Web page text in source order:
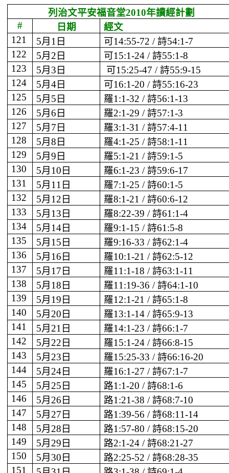
列治文平安福音堂2010年讀經計劃
#
日期
經文
121
5月 1 日 可14:55-72 /詩54:1-7
122
5月 2 日 可15:1-24 /詩55:1-8
123
5月 3 日 可15:25-47 /詩55:9-15
124
5月4日 可16:1-20 /詩55:16-23
125
5月 5 日 羅1:1-32 /詩56:1-13
126
5月6 日 羅2:1-29 /詩57:1-3
127
5月 7 日 羅3:1-31 /詩57:4-11
128
5月8 日 羅4:1-25 /詩58:1-11
129
5月9 日 羅5:1-21 /詩59:1-5
130
5月 10 日 羅6:1-23 /詩59:6-17
131
5月 11 日 羅7:1-25 /詩60:1-5
132
5月 12 日 羅8:1-21 /詩60:6-12
133
5月 13 日 羅8:22-39 /詩61:1-4
134
5月 14日 羅9:1-15 /詩61:5-8
135
5月 15 日 羅9:16-33 /詩62:1-4
136
5月 16 日 羅10:1-21 /詩62:5-12
137
5月 17 日 羅11:1-18 /詩63:1-11
138
5月 18 日 羅11:19-36 /詩64:1-10
139
5月 19 日 羅12:1-21 /詩65:1-8
140
5月 20 日 羅13:1-14 /詩65:9-13
141
5月 21 日 羅14:1-23 /詩66:1-7
142
5月 22 日 羅15:1-24 /詩66:8-15
143
5月 23 日 羅15:25-33 /詩66:16-20
144
5月 24日 羅16:1-27 /詩67:1-7
145
5月 25 日 路1:1-20 /詩68:1-6
146
5月 26 日 路1:21-38 /詩68:7-10
147
5月 27 日 路1:39-56 /詩68:11-14
148
5月 28 日 路1:57-80 /詩68:15-20
149
5月 29 日 路2:1-24 /詩68:21-27
150
5月 30 日 路2:25-52 /詩68:28-35
151